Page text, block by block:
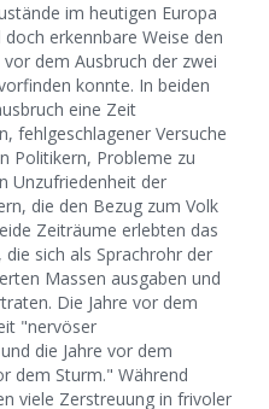
im heutigen Europa
erkennbare Weise den
dem Ausbruch der zwei
konnte. In beiden
eine Zeit
fehlgeschlagener Versuche
Politikern, Probleme zu
Unzufriedenheit der
die den Bezug zum Volk
Zeiträume erlebten das
sich als Sprachrohr der
Massen ausgaben und
Die Jahre vor dem
"nervöser
die Jahre vor dem
dem Sturm." Während
viele Zerstreuung in frivoler